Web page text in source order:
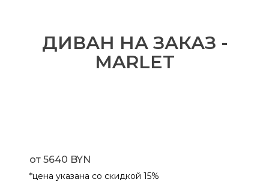
ДИВАН НА ЗАКАЗ -
MARLET
от 5640 BYN
*цена указана со скидкой 15%